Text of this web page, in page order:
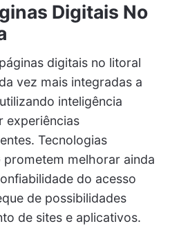
Digitais No
digitais no litoral
vez mais integradas a
inteligência
experiências
Tecnologias
melhorar ainda
do acesso
de possibilidades
de sites e aplicativos.